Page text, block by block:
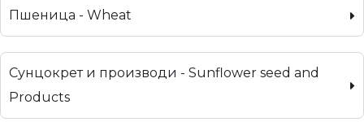
Пшеница - Wheat
Сунцокрет и производи - Sunflower seed and
Products